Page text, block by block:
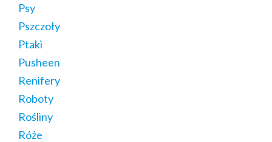
Psy
Pszczoły
Ptaki
Pusheen
Renifery
Roboty
Rośliny
Róże